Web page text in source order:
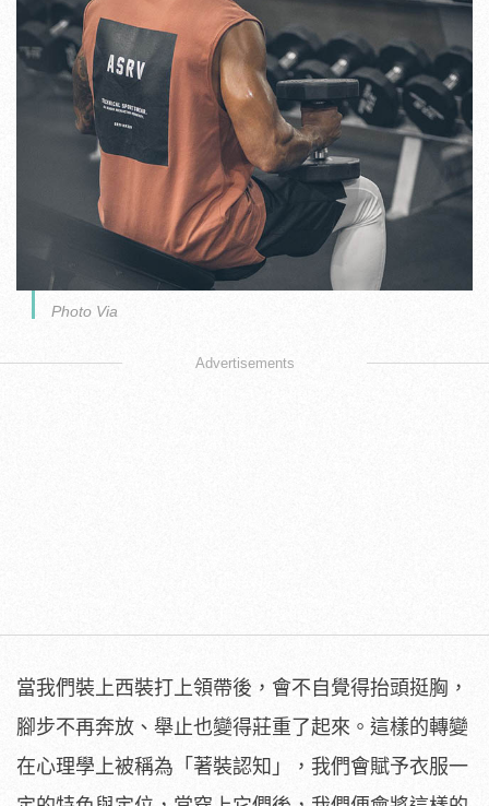
Photo Via
Advertisements
當我們裝上西裝打上領帶後，會不自覺得抬頭挺胸，
腳步不再奔放、舉止也變得莊重了起來。這樣的轉變
在心理學上被稱為「著裝認知」，我們會賦予衣服一